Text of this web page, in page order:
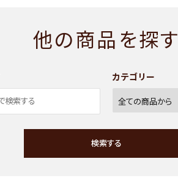
他の商品を探す
カテゴリー
検索する